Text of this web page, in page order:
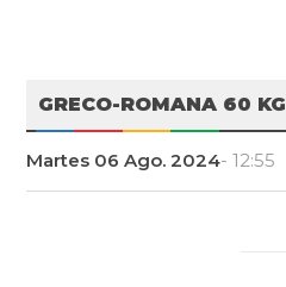
GRECO-ROMANA 60 KG
Martes 06 Ago. 2024- 12:55